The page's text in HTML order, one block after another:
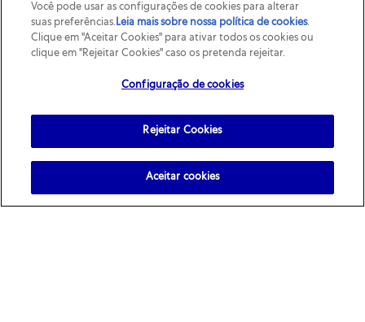
Você pode usar as configurações de cookies para alterar
suas preferências.Leia mais sobre nossa política de cookies(opens
in a
.
Clique em "Aceitar Cookies" para ativar todos os cookies ou
clique em "Rejeitar Cookies" caso os pretenda rejeitar.
Configuração de cookies
Rejeitar Cookies
Aceitar cookies